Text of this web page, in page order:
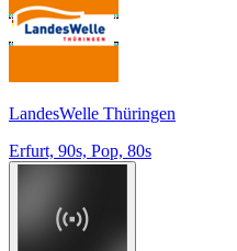
LandesWelle Thüringen
Erfurt, 90s, Pop, 80s